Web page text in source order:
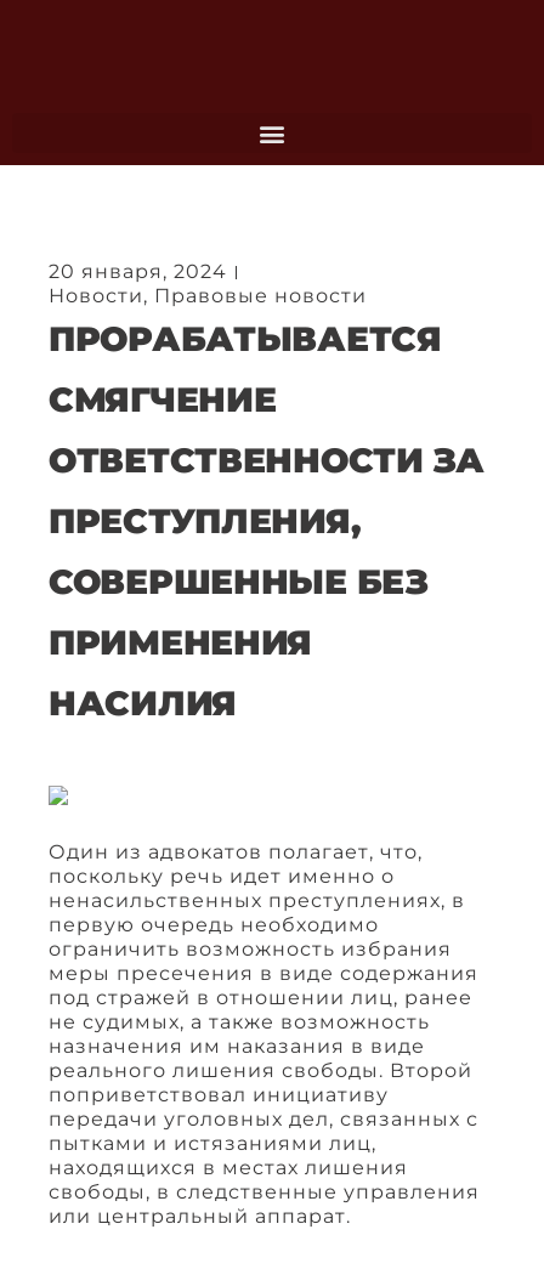
20 января, 2024
Новости, Правовые новости
ПРОРАБАТЫВАЕТСЯ
СМЯГЧЕНИЕ
ОТВЕТСТВЕННОСТИ ЗА
ПРЕСТУПЛЕНИЯ,
СОВЕРШЕННЫЕ БЕЗ
ПРИМЕНЕНИЯ
НАСИЛИЯ
Один из адвокатов полагает, что,
поскольку речь идет именно о
ненасильственных преступлениях, в
первую очередь необходимо
ограничить возможность избрания
меры пресечения в виде содержания
под стражей в отношении лиц, ранее
не судимых, а также возможность
назначения им наказания в виде
реального лишения свободы. Второй
поприветствовал инициативу
передачи уголовных дел, связанных с
пытками и истязаниями лиц,
находящихся в местах лишения
свободы, в следственные управления
или центральный аппарат.